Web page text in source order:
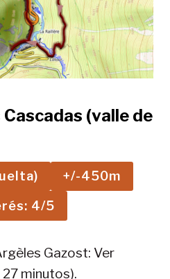
(valle de
+/-450m
4/5
Gazost: Ver
27 minutos).